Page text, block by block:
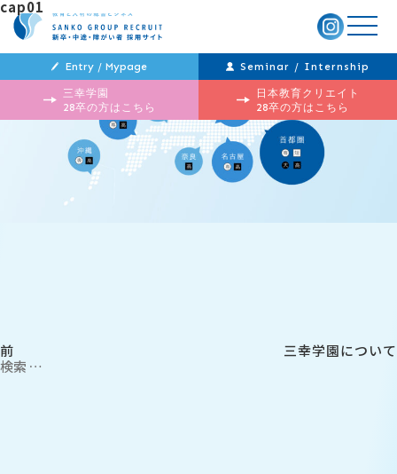
メ
ニ
ー
Entry / Mypage Seminar / Internship
三幸学園
28卒の方はこちら
日本教育クリエイト
28卒の方はこちら
cap01
前 三幸学園について
検
索: